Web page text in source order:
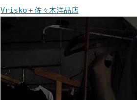
Vrisko＋佐々木洋品店